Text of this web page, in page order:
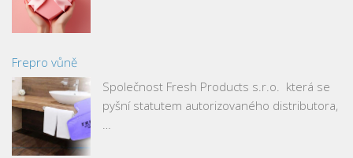
Frepro vůně
Společnost Fresh Products s.r.o. která se
pyšní statutem autorizovaného distributora,
…